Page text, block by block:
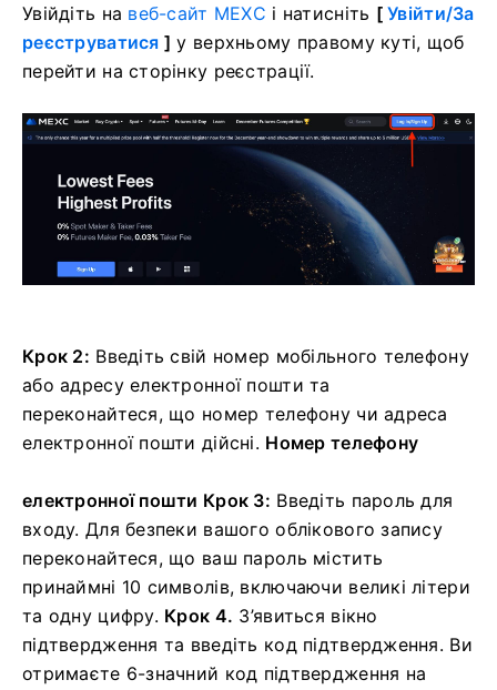
Увійдіть на веб-сайт MEXC і натисніть [Увійти/За
реєструватися ] у верхньому правому куті, щоб
перейти на сторінку реєстрації.
Крок 2: Введіть свій номер мобільного телефону
або адресу електронної пошти та
переконайтеся, що номер телефону чи адреса
електронної пошти дійсні. Номер телефону
електронної пошти Крок 3: Введіть пароль для
входу. Для безпеки вашого облікового запису
переконайтеся, що ваш пароль містить
принаймні 10 символів, включаючи великі літери
та одну цифру. Крок 4. З’явиться вікно
підтвердження та введіть код підтвердження. Ви
отримаєте 6-значний код підтвердження на